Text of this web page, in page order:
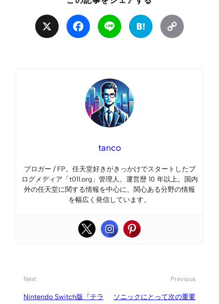
Facebook Line Hatena
tanco
ブロガー / FP。任天堂好きがきっかけでスタートしたブ
ログメディア「t011.org」管理人。運営歴 10 年以上。国内
外の任天堂に関する情報を中心に、関心ある分野の情報
を幅広く発信しています。
Next
Nintendo Switch版『テラ
Previous
ソニックにとって次の重要